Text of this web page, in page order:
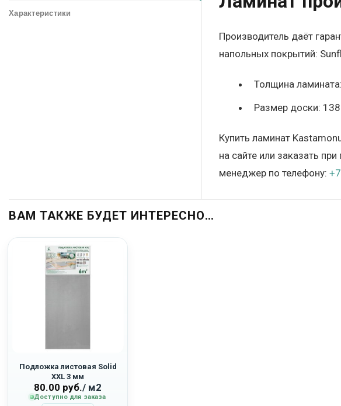
Характеристики
Производитель даёт
напольных покрытий:
Толщина
Размер доски:
Купить ламинат
на сайте или заказать
менеджер по телефону:
ВАМ ТАКЖЕ БУДЕТ ИНТЕРЕСНО…
Подложка листовая Solid
XXL 3 мм
80.00 руб./ м2
Доступно для заказа